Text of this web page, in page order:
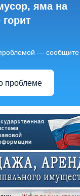
яма на
—
проблеме